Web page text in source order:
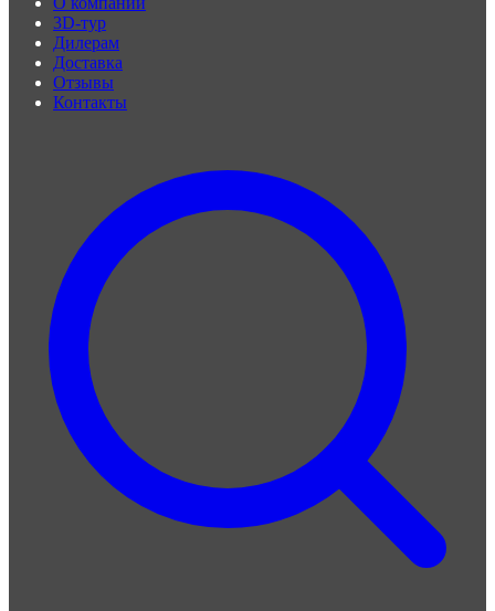
3D-тур
Дилерам
Доставка
Отзывы
Контакты